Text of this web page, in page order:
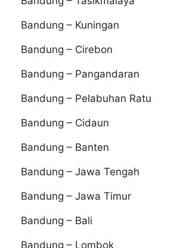
Bandung – Kuningan
Bandung – Cirebon
Bandung – Pangandaran
Bandung – Pelabuhan Ratu
Bandung – Cidaun
Bandung – Banten
Bandung – Jawa Tengah
Bandung – Jawa Timur
Bandung – Bali
Bandung – Lombok